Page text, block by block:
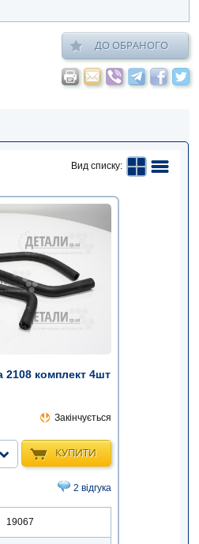
ДО ОБРАНОГО
Вид списку:
2108 комплект 4шт
Закінчується
КУПИТИ
2 відгука
19067